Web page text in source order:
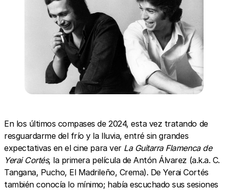
En los últimos compases de 2024, esta vez tratando de
resguardarme del frío y la lluvia, entré sin grandes
expectativas en el cine para ver La Guitarra Flamenca de
Yerai Cortés, la primera película de Antón Álvarez (a.k.a. C.
Tangana, Pucho, El Madrileño, Crema). De Yerai Cortés
también conocía lo mínimo; había escuchado sus sesiones